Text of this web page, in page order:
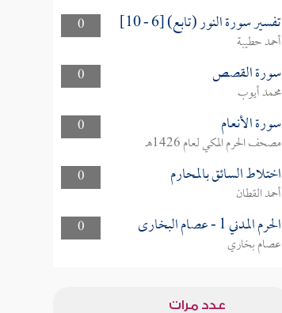
0
تفسير سورة النور (تابع) [6 - 10]
أحمد حطيبة
0
سورة القصص
محمد أيوب
0
سورة الأنعام
مصحف الحرم المكي لعام 1426هـ
0
اختلاط السائق بالمحارم
أحمد القطان
0
الحرم المدني 1 - عصام البخارى
عصام بخاري
عدد مرات